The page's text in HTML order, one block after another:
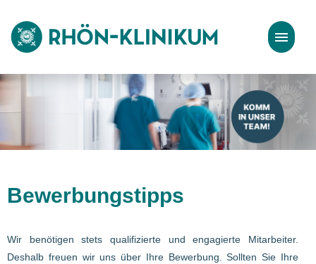
Stellenangebote
Bewerbungstipps
Bewerbungstipps
Wir benötigen stets qualifizierte und engagierte Mitarbeiter.
Deshalb freuen wir uns über Ihre Bewerbung. Sollten Sie Ihre